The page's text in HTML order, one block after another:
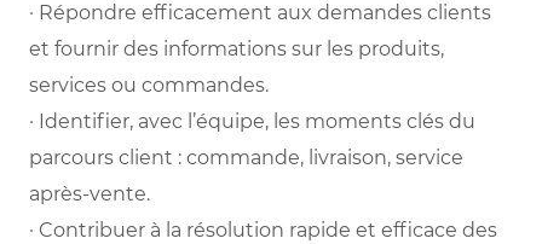
· Répondre efficacement aux demandes clients
et fournir des informations sur les produits,
services ou commandes.
· Identifier, avec l’équipe, les moments clés du
parcours client : commande, livraison, service
après-vente.
· Contribuer à la résolution rapide et efficace des